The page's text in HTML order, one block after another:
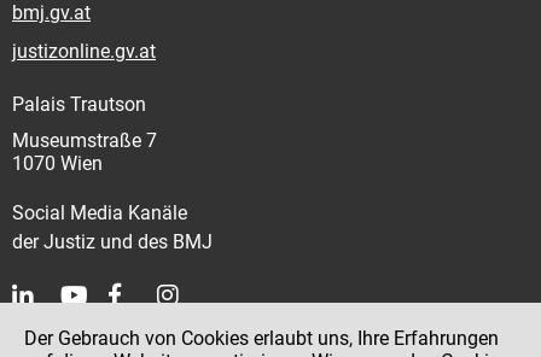
bmj.gv.at
justizonline.gv.at
Palais Trautson
Museumstraße 7
1070 Wien
Social Media Kanäle
der Justiz und des BMJ
Kontakt
Der Gebrauch von Cookies erlaubt uns, Ihre Erfahrungen